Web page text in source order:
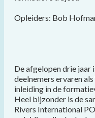
Opleiders: Bob
De afgelopen drie jaar
deelnemers ervaren
inleiding in de
Heel bijzonder is de
Rivers International